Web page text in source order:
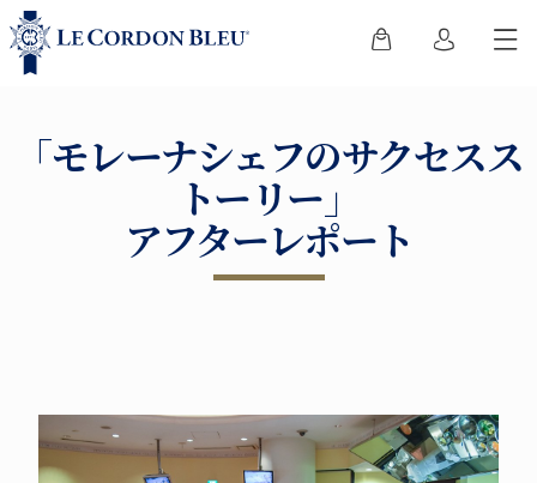
「モレーナシェフのサクセスス
トーリー」
アフターレポート